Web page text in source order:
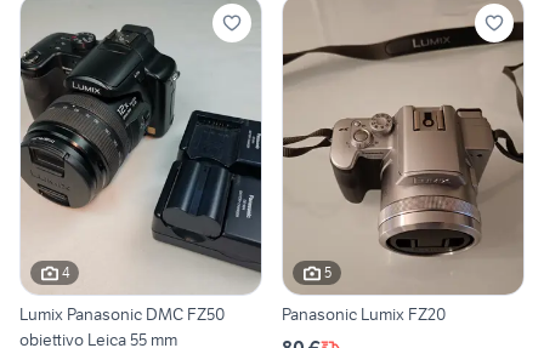
4
Lumix Panasonic DMC FZ50
obiettivo Leica 55 mm
5
Panasonic Lumix FZ20